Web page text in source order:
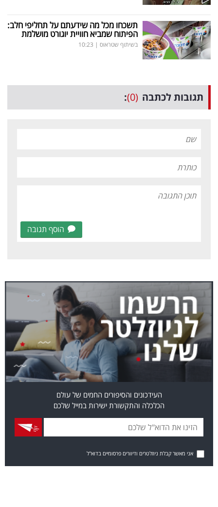
תשכחו מכל מה שידעתם על תחליפי חלב:
הפיתוח שמביא חוויית יוגורט מושלמת
בשיתוף שטראוס |
10:23
תגובות לכתבה (0)
:
הוסף תגובה
העידכונים והסיפורים החמים של עולם
הכלכלה והתקשורת ישירות במייל שלכם
אני מאשר קבלת ניוזלטרים ודיוורים פרסומיים בדוא"ל